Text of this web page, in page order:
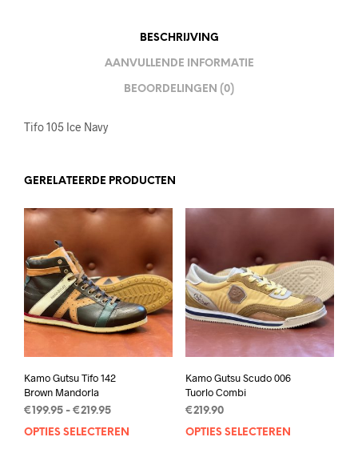
BESCHRIJVING
AANVULLENDE INFORMATIE
BEOORDELINGEN (0)
Tifo 105 Ice Navy
GERELATEERDE PRODUCTEN
Kamo Gutsu Tifo 142
Brown Mandorla
€ 199.95 - €219.95Prijsklasse:
€199.95
OPTIES SELECTEREN
Dit
Kamo Gutsu Scudo 006
Tuorlo Combi
€219.90
OPTIES SELECTEREN